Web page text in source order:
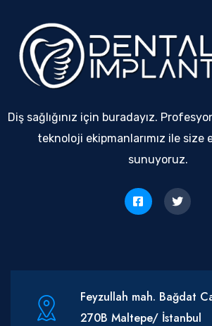
Diş sağlığınız için buradayız.
teknoloji ekipmanlarımız ile size
sunuyoruz.
Feyzullah mah. Bağdat
270B Maltepe/ İstanbul